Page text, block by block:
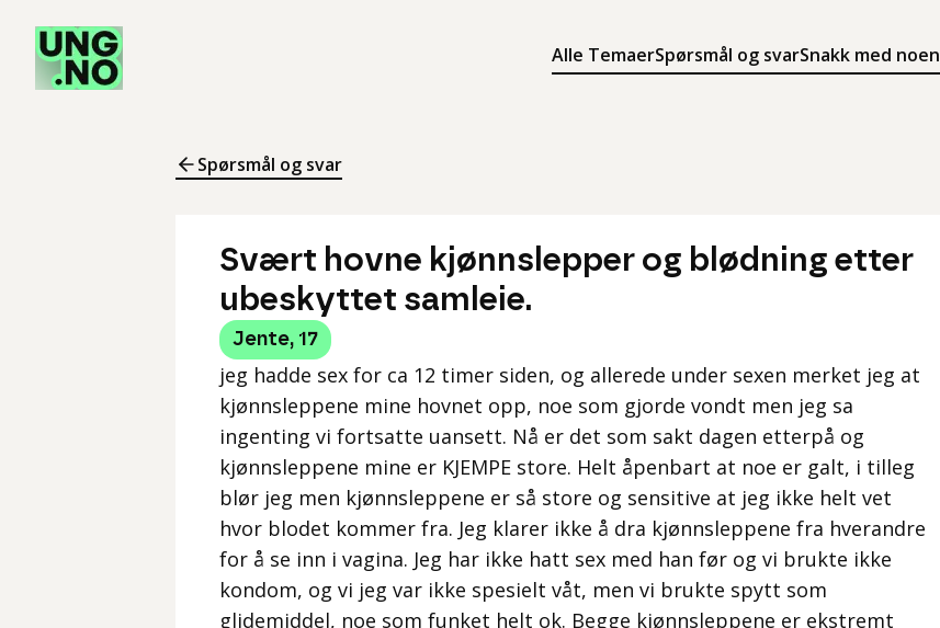
Alle TemaerSpørsmål og svarSnakk med noen
Søk
Meny
Spørsmål og svar
Svært hovne kjønnslepper og blødning etter
ubeskyttet samleie.
Jente, 17
jeg hadde sex for ca 12 timer siden, og allerede under sexen merket jeg at
kjønnsleppene mine hovnet opp, noe som gjorde vondt men jeg sa
ingenting vi fortsatte uansett. Nå er det som sakt dagen etterpå og
kjønnsleppene mine er KJEMPE store. Helt åpenbart at noe er galt, i tilleg
blør jeg men kjønnsleppene er så store og sensitive at jeg ikke helt vet
hvor blodet kommer fra. Jeg klarer ikke å dra kjønnsleppene fra hverandre
for å se inn i vagina. Jeg har ikke hatt sex med han før og vi brukte ikke
kondom, og vi jeg var ikke spesielt våt, men vi brukte spytt som
glidemiddel, noe som funket helt ok. Begge kjønnsleppene er ekstremt